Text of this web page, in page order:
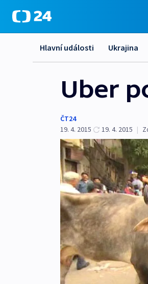
Hlavní události Ukrajina
Uber
ČT24
19. 4. 2015
19. 4. 2015 |